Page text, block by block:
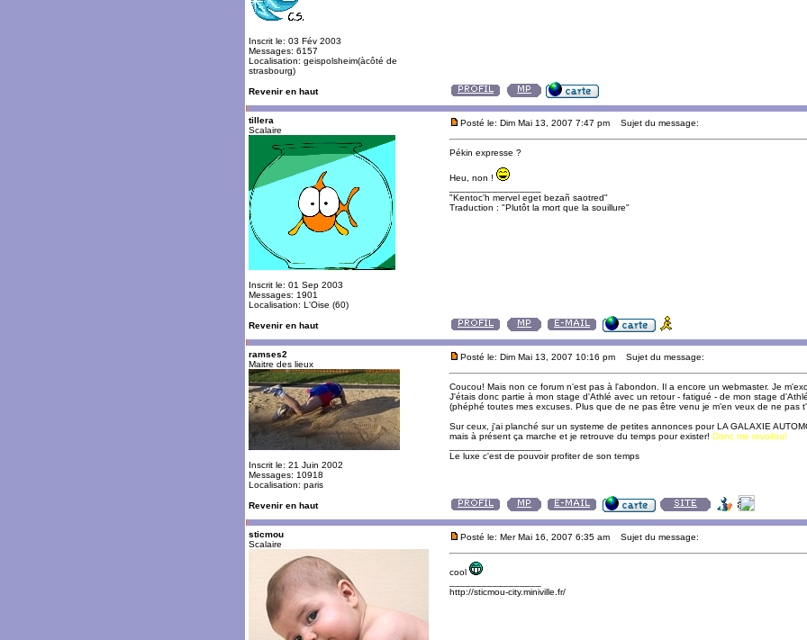
Inscrit le: 03 Fév 2003
Messages: 6157
Localisation: geispolsheim(àcôté de
strasbourg)
Revenir en haut
tillera
Scalaire
Inscrit le: 01 Sep 2003
Messages: 1901
Localisation: L'Oise (60)
Posté le: Dim Mai 13, 2007 7:47 pm Sujet du message:
Pékin expresse ?
Heu, non !
"Kentoc'h mervel eget bezañ saotred"
Traduction : "Plutôt la mort que la souillure"
Revenir en haut
ramses2
Maitre des lieux
Inscrit le: 21 Juin 2002
Messages: 10918
Localisation: paris
Posté le: Dim Mai 13, 2007 10:16 pm Sujet du message:
Coucou! Mais non ce forum n'est pas à l'abondon. Il a encore un webmaster. Je
J'étais donc partie à mon stage d'Athlé avec un retour - fatigué - de mon stage
(phéphé toutes mes excuses. Plus que de ne pas être venu je m'en veux de ne pas
Sur ceux, j'ai planché sur un systeme de petites annonces pour LA GALAXIE
mais à présent ça marche et je retrouve du temps pour exister! Donc me revoilou!
Le luxe c'est de pouvoir profiter de son temps
Revenir en haut
sticmou
Scalaire
Posté le: Mer Mai 16, 2007 6:35 am Sujet du message:
cool
http://sticmou-city.miniville.fr/